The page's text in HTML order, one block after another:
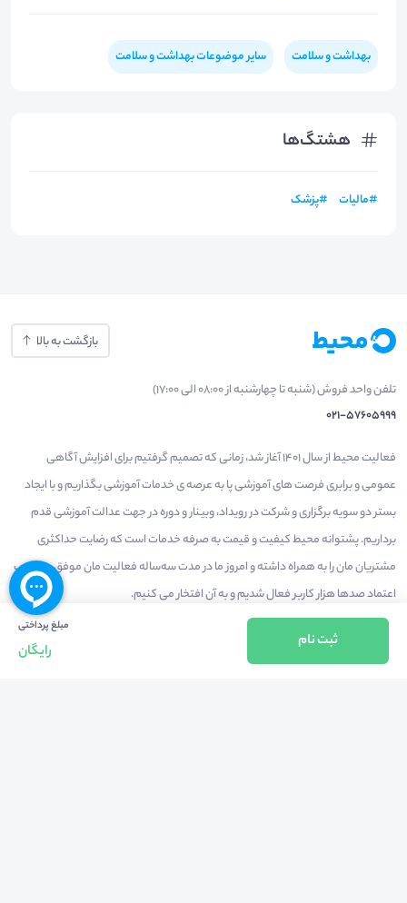
بهداشت و سلامت سایر موضوعات بهداشت و سلامت
هشتگ‌ها
#مالیات #پزشک
مبلغ پرداختی
رایگان
ثبت نام
بازگشت به بالا
تلفن واحد فروش (شنبه تا چهارشنبه از 08:00 الی 17:00)
021-57605999
فعالیت محیط از سال 1401 آغاز شد، زمانی که تصمیم گرفتیم برای افزایش آگاهی
عمومی و برابری فرصت های آموزشی پا به عرصه ی خدمات آموزشی بگذاریم و با ایجاد
بستر دو سویه برگزاری و شرکت در رویداد، وبینار و دوره در جهت عدالت آموزشی قدم
برداریم. پشتوانه محیط کیفیت و قیمت به صرفه خدمات است که رضایت حداکثری
مشتریان مان را به همراه داشته و امروز ما در مدت سه‌ساله فعالیت مان موفق به کسب
اعتماد صدها هزار کاربر فعال شدیم و به آن افتخار می‌ کنیم.